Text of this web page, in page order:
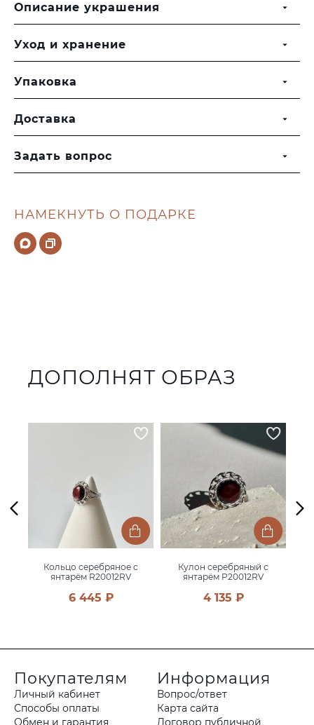
НАМЕКНУТЬ О ПОДАРКЕ
Описание украшения
Уход и хранение
Упаковка
Доставка
Задать вопрос
ДОПОЛНЯТ ОБРАЗ
Кольцо серебряное с
янтарём R20012RV
6 445 ₽
Кулон серебряный с
янтарём P20012RV
4 135 ₽
Покупателям
Личный кабинет
Способы оплаты
Обмен и гарантия
Информация
Вопрос/ответ
Карта сайта
Договор публичной